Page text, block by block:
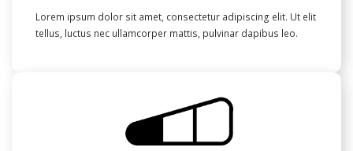
Lorem ipsum dolor sit amet, consectetur adipiscing elit. Ut elit
tellus, luctus nec ullamcorper mattis, pulvinar dapibus leo.